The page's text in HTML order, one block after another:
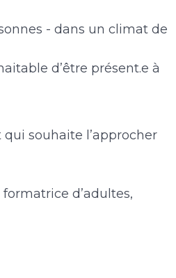
- dans un climat de
d’être présent.e à
souhaite l’approcher
d’adultes,